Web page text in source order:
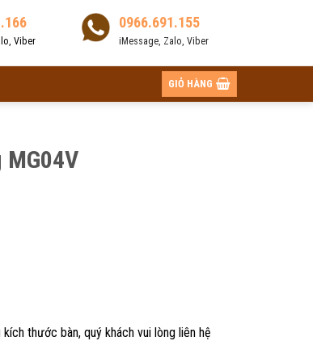
Viber
0966.691.155
iMessage, Zalo, Viber
GIỎ HÀNG
MG04V
thước bàn, quý khách vui lòng liên hệ